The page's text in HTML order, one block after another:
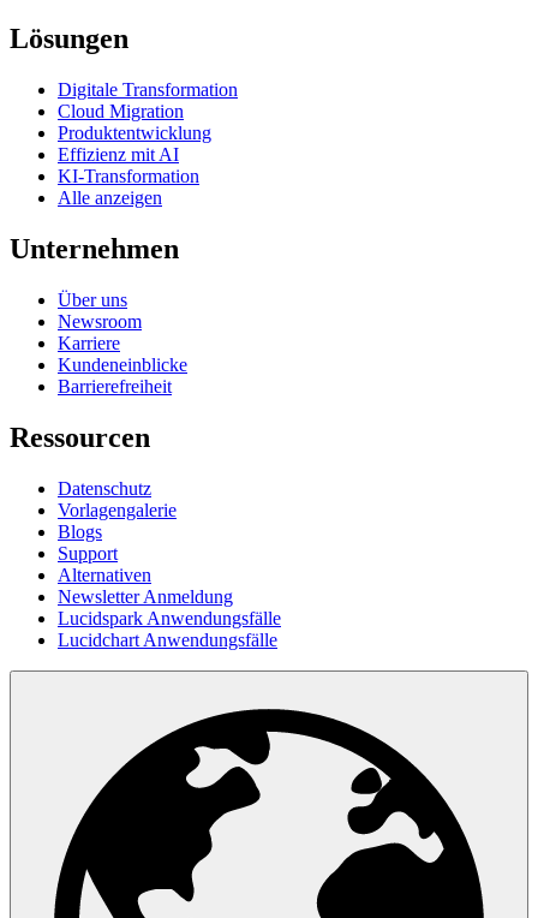
Lösungen
Digitale Transformation
Cloud Migration
Produktentwicklung
Effizienz mit AI
KI-Transformation
Alle anzeigen
Unternehmen
Über uns
Newsroom
Karriere
Kundeneinblicke
Barrierefreiheit
Ressourcen
Datenschutz
Vorlagengalerie
Blogs
Support
Alternativen
Newsletter Anmeldung
Lucidspark Anwendungsfälle
Lucidchart Anwendungsfälle